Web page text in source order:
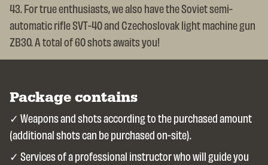
43. For true enthusiasts, we also have the Soviet semi-
automatic rifle SVT-40 and Czechoslovak light machine gun
ZB30. A total of 60 shots awaits you!
Package contains
Weapons and shots according to the purchased amount
(additional shots can be purchased on-site).
Services of a professional instructor who will guide you